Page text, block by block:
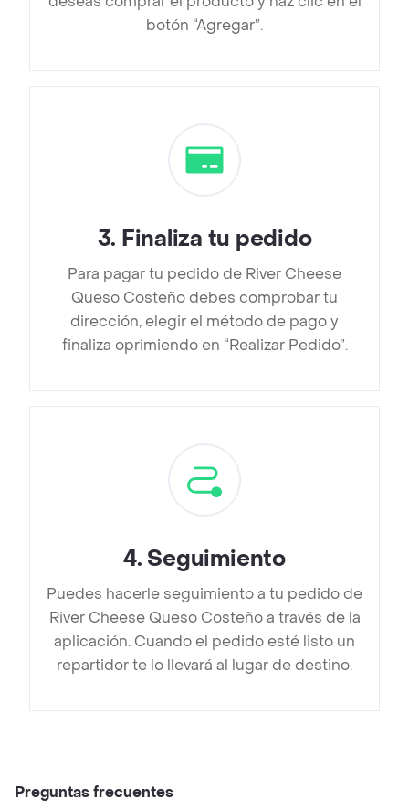
botón “Agregar”.
3. Finaliza tu pedido
Para pagar tu pedido de River Cheese
Queso Costeño debes comprobar tu
dirección, elegir el método de pago y
finaliza oprimiendo en “Realizar Pedido”.
4. Seguimiento
Puedes hacerle seguimiento a tu pedido de
River Cheese Queso Costeño a través de la
aplicación. Cuando el pedido esté listo un
repartidor te lo llevará al lugar de destino.
Preguntas frecuentes